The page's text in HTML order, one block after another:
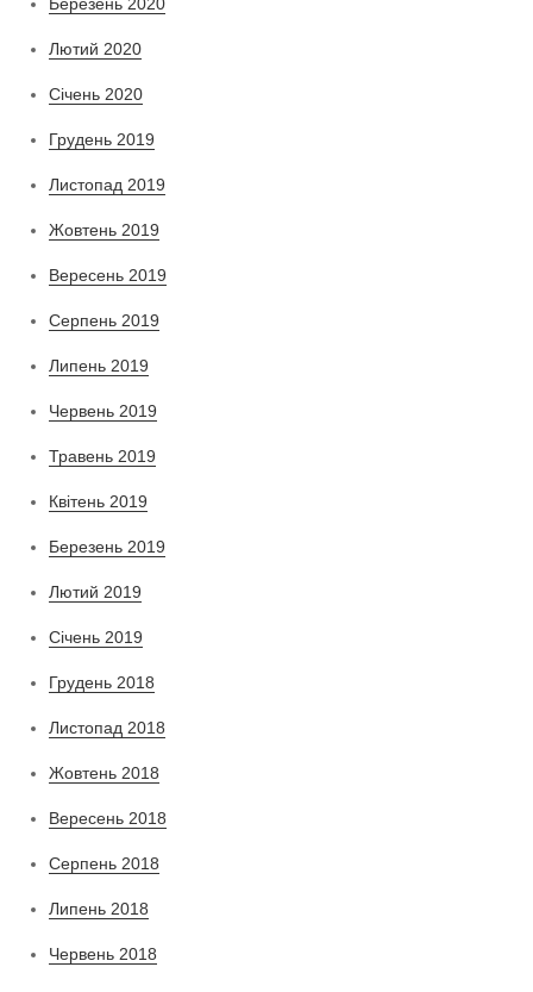
Лютий 2020
Січень 2020
Грудень 2019
Листопад 2019
Жовтень 2019
Вересень 2019
Серпень 2019
Липень 2019
Червень 2019
Травень 2019
Квітень 2019
Березень 2019
Лютий 2019
Січень 2019
Грудень 2018
Листопад 2018
Жовтень 2018
Вересень 2018
Серпень 2018
Липень 2018
Червень 2018